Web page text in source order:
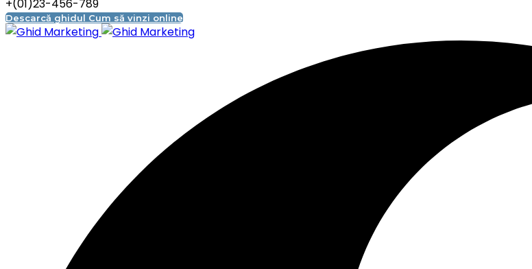
+(01)23-456-789
Descarcă ghidul Cum să vinzi online